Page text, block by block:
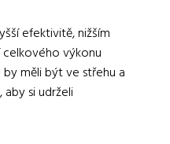
efektivitě, nižším
výkonu
měli být ve střehu a
si udrželi